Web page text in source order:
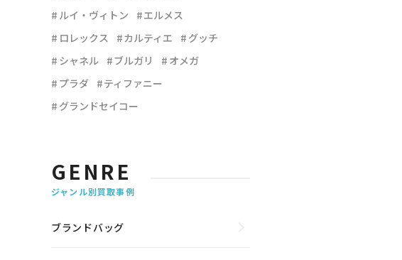
ルイ・ヴィトン
エルメス
ロレックス
カルティエ
グッチ
シャネル
ブルガリ
オメガ
プラダ
ティファニー
グランドセイコー
GENRE
ジャンル別買取事例
ブランドバッグ